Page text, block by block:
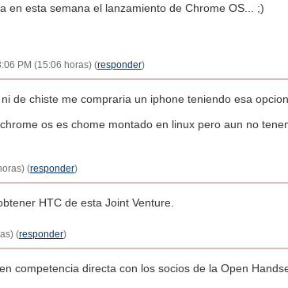
en esta semana el lanzamiento de Chrome OS... ;)
PM (15:06 horas) (responder)
de chiste me compraria un iphone teniendo esa opcion.
os es chome montado en linux pero aun no
(responder)
HTC de esta Joint Venture.
(responder)
competencia directa con los socios de la Open